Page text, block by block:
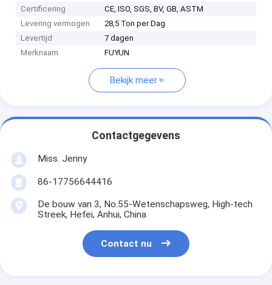
Certificering
CE, ISO, SGS, BV, GB, ASTM
Levering vermogen
28,5 Ton per Dag
Levertijd
7 dagen
Merknaam
FUYUN
Bekijk meer
Contactgegevens
Miss. Jenny
86-17756644416
De bouw van 3, No.55-Wetenschapsweg, High-tech
Streek, Hefei, Anhui, China
Contact nu